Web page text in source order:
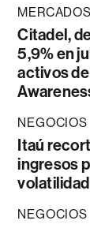
MERCADOS
Citadel,
5,9% en
activos
NEGOCIOS
Itaú
ingresos
NEGOCIOS